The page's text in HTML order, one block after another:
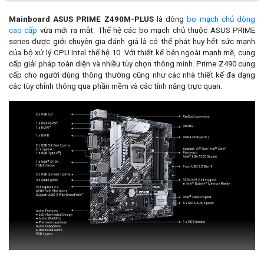
Mainboard ASUS PRIME Z490M-PLUSlà dòng bo mạch chủ dòng
cao cấp vừa mới ra mắt. Thế hệ các bo mạch chủ thuộc ASUS PRIME
series được giới chuyên gia đánh giá là có thể phát huy hết sức mạnh
của bộ xử lý CPU Intel thế hệ 10. Với thiết kế bên ngoài mạnh mẽ, cung
cấp giải pháp toàn diện và nhiều tùy chọn thông minh. Prime Z490 cung
cấp cho người dùng thông thường cũng như các nhà thiết kế đa dạng
các tùy chỉnh thông qua phần mềm và các tính năng trực quan.